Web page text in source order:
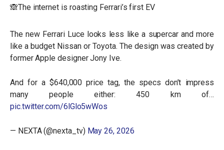
🙈The internet is roasting Ferrari’s first EV
The new Ferrari Luce looks less like a supercar and more
like a budget Nissan or Toyota. The design was created by
former Apple designer Jony Ive.
And for a $640,000 price tag, the specs don’t impress
many people either: 450 km of…
pic.twitter.com/6lGlo5wWos
— NEXTA (@nexta_tv) May 26, 2026